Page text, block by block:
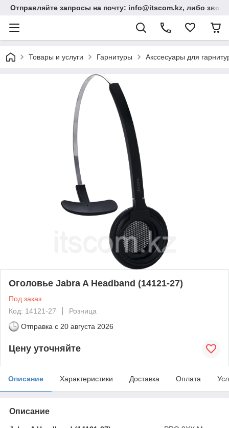
Отправляйте запросы на почту: info@itscom.kz, либо
Товары и услуги Гарнитуры Акссесуары для
Оголовье Jabra A Headband (14121-27)
Под заказ
Код: 14121-27
Розница
Отправка с 20 августа 2026
Цену уточняйте
Описание Характеристики Доставка Оплата
Описание